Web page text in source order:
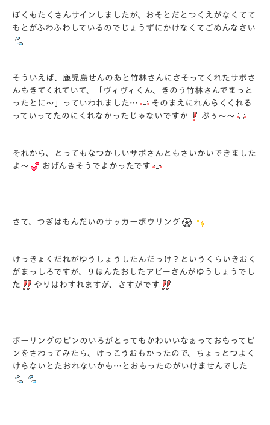
ぼくもたくさんサインしましたが、おそとだとつくえがなくてて
もとがふわふわしているのでじょうずにかけなくてごめんなさい
そういえば、鹿児島せんのあと竹林さんにさそってくれたサポさ
んもきてくれていて、「ヴィヴィくん、きのう竹林さんでまっと
ったとに～」っていわれました…
そのまえにれんらくくれる
っていってたのにくれなかったじゃないですか
ぷぅ～～
それから、とってもなつかしいサポさんともさいかいできました
よ～
おげんきそうでよかったです
さて、つぎはもんだいのサッカーボウリング
けっきょくだれがゆうしょうしたんだっけ？というくらいきおく
がまっしろですが、９ほんたおしたアビーさんがゆうしょうでし
た
やりはわすれますが、さすがです
ボーリングのピンのいろがとってもかわいいなぁっておもってピ
ンをさわってみたら、けっこうおもかったので、ちょっとつよく
けらないとたおれないかも…とおもったのがいけませんでした